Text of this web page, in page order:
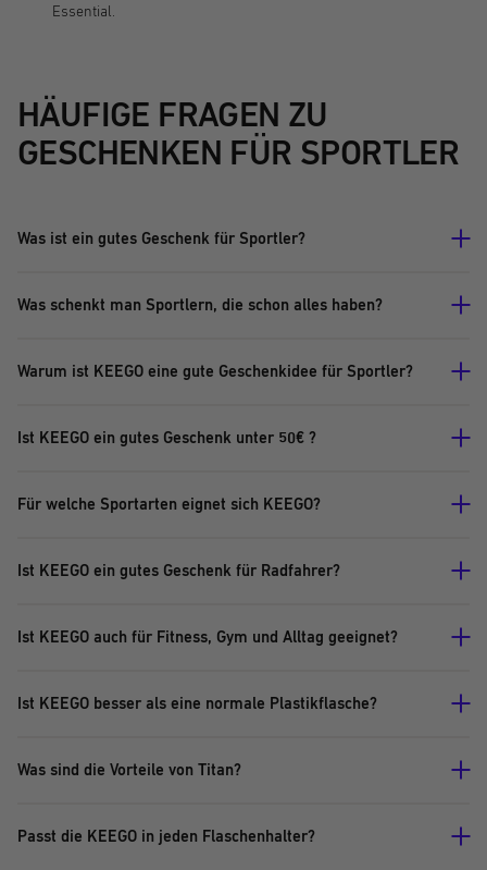
Essential.
HÄUFIGE FRAGEN ZU
GESCHENKEN FÜR SPORTLER
Was ist ein gutes Geschenk für Sportler?
Was schenkt man Sportlern, die schon alles haben?
Warum ist KEEGO eine gute Geschenkidee für Sportler?
Ist KEEGO ein gutes Geschenk unter 50€ ?
Für welche Sportarten eignet sich KEEGO?
Ist KEEGO ein gutes Geschenk für Radfahrer?
Ist KEEGO auch für Fitness, Gym und Alltag geeignet?
Ist KEEGO besser als eine normale Plastikflasche?
Was sind die Vorteile von Titan?
Passt die KEEGO in jeden Flaschenhalter?